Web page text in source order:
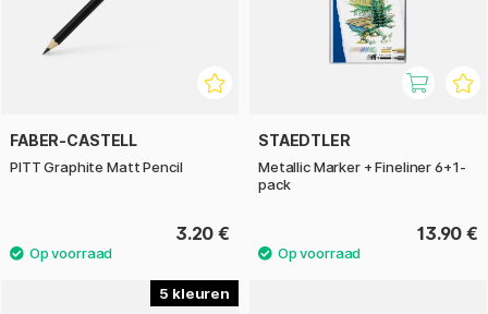
FABER-CASTELL
PITT Graphite Matt Pencil
3.20 €
STAEDTLER
Metallic Marker + Fineliner 6+1-
pack
13.90 €
5